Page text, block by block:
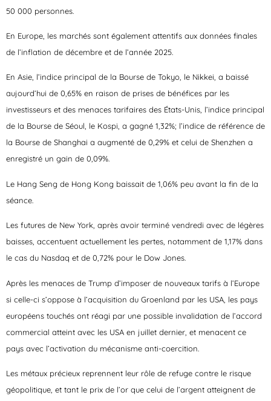
50 000 personnes.
En Europe, les marchés sont également attentifs aux données finales
de l’inflation de décembre et de l’année 2025.
En Asie, l’indice principal de la Bourse de Tokyo, le Nikkei, a baissé
aujourd’hui de 0,65% en raison de prises de bénéfices par les
investisseurs et des menaces tarifaires des États-Unis, l’indice principal
de la Bourse de Séoul, le Kospi, a gagné 1,32%; l’indice de référence de
la Bourse de Shanghai a augmenté de 0,29% et celui de Shenzhen a
enregistré un gain de 0,09%.
Le Hang Seng de Hong Kong baissait de 1,06% peu avant la fin de la
séance.
Les futures de New York, après avoir terminé vendredi avec de légères
baisses, accentuent actuellement les pertes, notamment de 1,17% dans
le cas du Nasdaq et de 0,72% pour le Dow Jones.
Après les menaces de Trump d’imposer de nouveaux tarifs à l’Europe
si celle-ci s’oppose à l’acquisition du Groenland par les USA, les pays
européens touchés ont réagi par une possible invalidation de l’accord
commercial atteint avec les USA en juillet dernier, et menacent ce
pays avec l’activation du mécanisme anti-coercition.
Les métaux précieux reprennent leur rôle de refuge contre le risque
géopolitique, et tant le prix de l’or que celui de l’argent atteignent de